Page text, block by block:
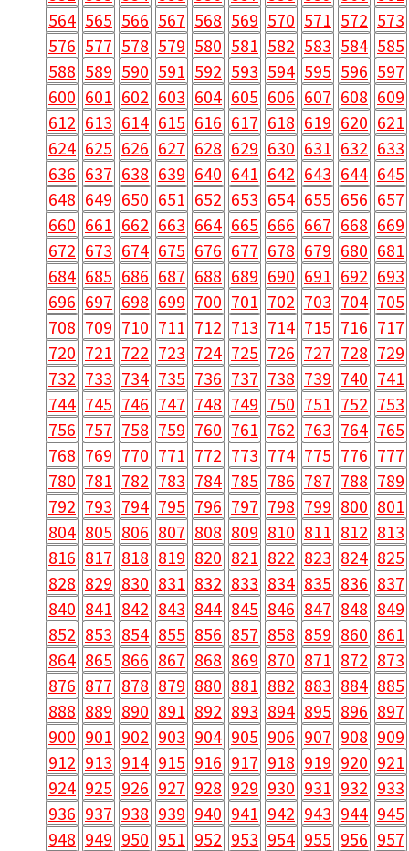
564 565 566 567 568 569 570 571 572 573
576 577 578 579 580 581 582 583 584 585
588 589 590 591 592 593 594 595 596 597
600 601 602 603 604 605 606 607 608 609
612 613 614 615 616 617 618 619 620 621
624 625 626 627 628 629 630 631 632 633
636 637 638 639 640 641 642 643 644 645
648 649 650 651 652 653 654 655 656 657
660 661 662 663 664 665 666 667 668 669
672 673 674 675 676 677 678 679 680 681
684 685 686 687 688 689 690 691 692 693
696 697 698 699 700 701 702 703 704 705
708 709 710 711 712 713 714 715 716 717
720 721 722 723 724 725 726 727 728 729
732 733 734 735 736 737 738 739 740 741
744 745 746 747 748 749 750 751 752 753
756 757 758 759 760 761 762 763 764 765
768 769 770 771 772 773 774 775 776 777
780 781 782 783 784 785 786 787 788 789
792 793 794 795 796 797 798 799 800 801
804 805 806 807 808 809 810 811 812 813
816 817 818 819 820 821 822 823 824 825
828 829 830 831 832 833 834 835 836 837
840 841 842 843 844 845 846 847 848 849
852 853 854 855 856 857 858 859 860 861
864 865 866 867 868 869 870 871 872 873
876 877 878 879 880 881 882 883 884 885
888 889 890 891 892 893 894 895 896 897
900 901 902 903 904 905 906 907 908 909
912 913 914 915 916 917 918 919 920 921
924 925 926 927 928 929 930 931 932 933
936 937 938 939 940 941 942 943 944 945
948 949 950 951 952 953 954 955 956 957